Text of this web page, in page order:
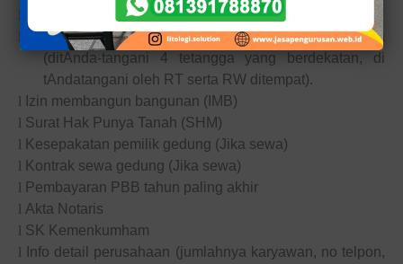
KTP Penanggung jawab
lSurat Pengakuan tidak keberatan oleh tetangga
(ditAnda-tangani 4 tetangga yang berdekatan, di
tAndatangani oleh RT serta RW ditempat).
l Izin membangun bangunan (IMB)
l Surat Hak Punya Tanah (SHM)
l Kesepakatan pemilik gedung (Jika sewa)
l Kontrak sewa gedung (Jika sewa)
l Pembayaran PBB tahun paling akhir
l Akta Notaris
l SK Kemenkumham
l
Info detail perusahaan (jumlahnya karyawan, no telpon,